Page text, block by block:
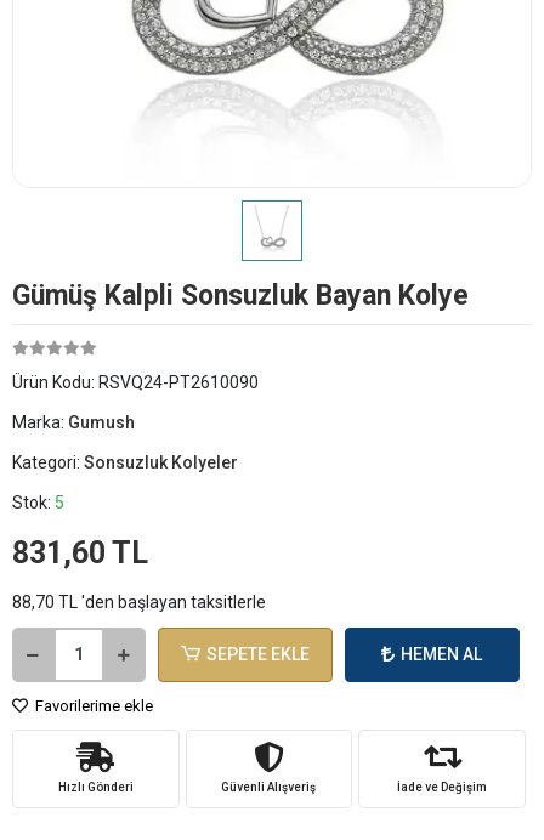
Gümüş Kalpli Sonsuzluk Bayan Kolye
Ürün Kodu: RSVQ24-PT2610090
Marka: Gumush
Kategori: Sonsuzluk Kolyeler
Stok: 5
831,60 TL
88,70 TL 'den başlayan taksitlerle
SEPETE EKLE HEMEN AL
Favorilerime ekle
Hızlı Gönderi Güvenli Alışveriş İade ve Değişim